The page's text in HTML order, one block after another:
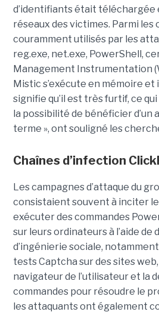
d’identifiants était téléchargée
réseaux des victimes. Parmi les
couramment utilisés par les
reg.exe, net.exe, PowerShell,
Management Instrumentation
Mistic s’exécute en mémoire
signifie qu’il est très furtif, ce
la possibilité de bénéficier d’un
terme », ont souligné les
Chaînes d’infection
Les campagnes d’attaque du
consistaient souvent à inciter
exécuter des commandes
sur leurs ordinateurs à l’aide
d’ingénierie sociale,
tests Captcha sur des sites
navigateur de l’utilisateur et la
commandes pour résoudre le
les attaquants ont également